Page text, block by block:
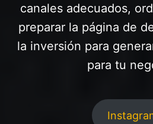
canales adecuados,
preparar la página de
la inversión para
para tu